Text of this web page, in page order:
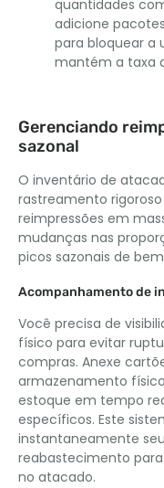
quantidades
adicione
para bloquear a
mantém a taxa
Gerenciando
sazonal
O inventário de
rastreamento
reimpressões em
mudanças nas
picos sazonais de
Acompanhamento de
Você precisa de
físico para evitar
compras. Anexe
armazenamento
estoque em tempo
específicos. Este
instantaneamente
reabastecimento
no atacado.